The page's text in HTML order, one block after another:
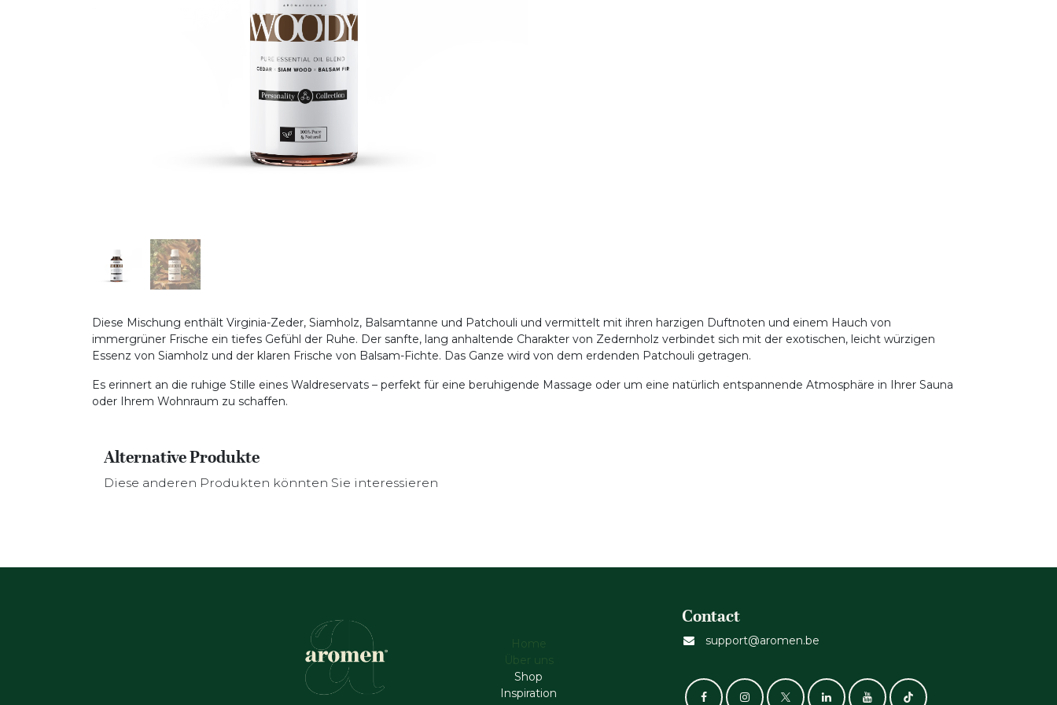
Diese Mischung enthält Virginia-Zeder, Siamholz, Balsamtanne und Patchouli und vermittelt mit ihren harzigen Duftnoten und einem Hauch von
immergrüner Frische ein tiefes Gefühl der Ruhe. Der sanfte, lang anhaltende Charakter von Zedernholz verbindet sich mit der exotischen, leicht würzigen
Essenz von Siamholz und der klaren Frische von Balsam-Fichte. Das Ganze wird von dem erdenden Patchouli getragen.
Es erinnert an die ruhige Stille eines Waldreservats – perfekt für eine beruhigende Massage oder um eine natürlich entspannende Atmosphäre in Ihrer Sauna
oder Ihrem Wohnraum zu schaffen.
Alternative Produkte
Diese anderen Produkten könnten Sie interessieren
Home
Über uns
Shop
Inspiration
Contact
support@aromen.be